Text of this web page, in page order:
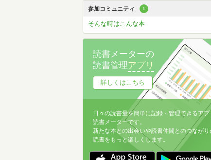
参加コミュニティ 1
そんな時はこんな本
読書メーターの
読書管理アプリ
詳しくはこちら
日々の読書量を簡単に記録・管理できるアプ
読書メーターです。
新たな本との出会いや読書仲間とのつながり
読書をもっと楽しくします。